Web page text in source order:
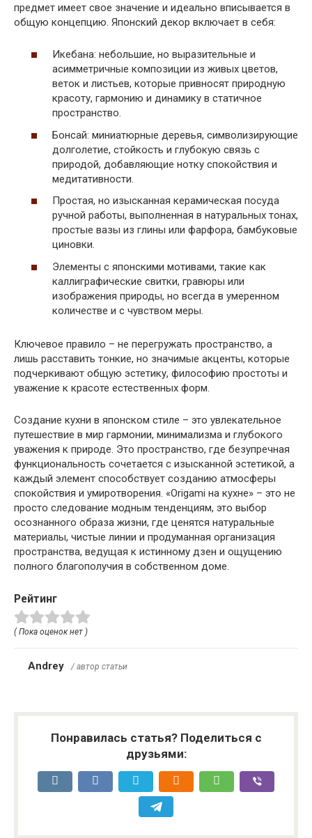
предмет имеет свое значение и идеально вписывается в
общую концепцию. Японский декор включает в себя:
Икебана: небольшие, но выразительные и
асимметричные композиции из живых цветов,
веток и листьев, которые привносят природную
красоту, гармонию и динамику в статичное
пространство.
Бонсай: миниатюрные деревья, символизирующие
долголетие, стойкость и глубокую связь с
природой, добавляющие нотку спокойствия и
медитативности.
Простая, но изысканная керамическая посуда
ручной работы, выполненная в натуральных тонах,
простые вазы из глины или фарфора, бамбуковые
циновки.
Элементы с японскими мотивами, такие как
каллиграфические свитки, гравюры или
изображения природы, но всегда в умеренном
количестве и с чувством меры.
Ключевое правило – не перегружать пространство, а
лишь расставить тонкие, но значимые акценты, которые
подчеркивают общую эстетику, философию простоты и
уважение к красоте естественных форм.
Создание кухни в японском стиле – это увлекательное
путешествие в мир гармонии, минимализма и глубокого
уважения к природе. Это пространство, где безупречная
функциональность сочетается с изысканной эстетикой, а
каждый элемент способствует созданию атмосферы
спокойствия и умиротворения. «Origami на кухне» – это не
просто следование модным тенденциям, это выбор
осознанного образа жизни, где ценятся натуральные
материалы, чистые линии и продуманная организация
пространства, ведущая к истинному дзен и ощущению
полного благополучия в собственном доме.
Рейтинг
( Пока оценок нет )
Andrey / автор статьи
Понравилась статья? Поделиться с
друзьями: